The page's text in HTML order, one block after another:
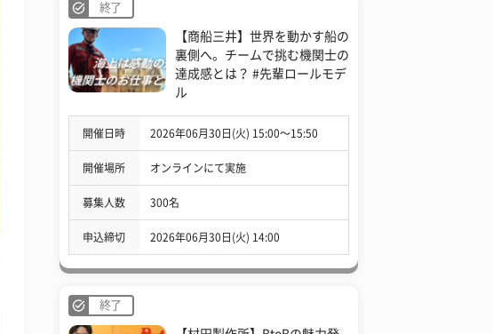
終了
【商船三井】世界を動かす船の
裏側へ。チームで挑む機関士の
達成感とは？ #先輩ロールモデ
ル
開催日時 2026年06月30日(火) 15:00〜15:50
開催場所 オンラインにて実施
募集人数 300名
申込締切 2026年06月30日(火) 14:00
終了